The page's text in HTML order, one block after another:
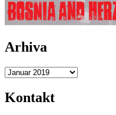
Arhiva
Arhiva
Kontakt